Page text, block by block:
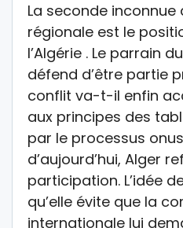
La seconde
régionale est le
l’Algérie . Le parrain
défend d’être partie
conflit va-t-il enfin
aux principes des
par le processus
d’aujourd’hui, Alger
participation. L’idée
qu’elle évite que la
internationale lui